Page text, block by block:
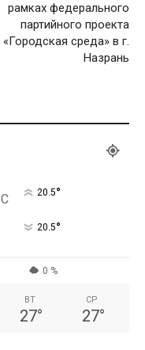
рамках федерального
партийного проекта
«Городская среда» в г.
Назрань
C 20.5°
20.5°
0 %
ВТ
27°
СР
27°